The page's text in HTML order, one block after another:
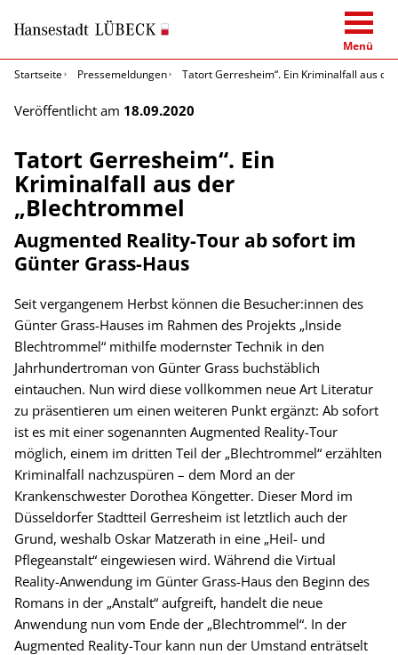
Menü
Startseite
Pressemeldungen Tatort Gerresheim“. Ein Kriminalfall aus
Veröffentlicht am 18.09.2020
Tatort Gerresheim“. Ein
Kriminalfall aus der
„Blechtrommel
Augmented Reality-Tour ab sofort im
Günter Grass-Haus
Seit vergangenem Herbst können die Besucher:innen des
Günter Grass-Hauses im Rahmen des Projekts „Inside
Blechtrommel“ mithilfe modernster Technik in den
Jahrhundertroman von Günter Grass buchstäblich
eintauchen. Nun wird diese vollkommen neue Art Literatur
zu präsentieren um einen weiteren Punkt ergänzt: Ab sofort
ist es mit einer sogenannten Augmented Reality-Tour
möglich, einem im dritten Teil der „Blechtrommel“ erzählten
Kriminalfall nachzuspüren – dem Mord an der
Krankenschwester Dorothea Köngetter. Dieser Mord im
Düsseldorfer Stadtteil Gerresheim ist letztlich auch der
Grund, weshalb Oskar Matzerath in eine „Heil- und
Pflegeanstalt“ eingewiesen wird. Während die Virtual
Reality-Anwendung im Günter Grass-Haus den Beginn des
Romans in der „Anstalt“ aufgreift, handelt die neue
Anwendung nun vom Ende der „Blechtrommel“. In der
Augmented Reality-Tour kann nun der Umstand enträtselt